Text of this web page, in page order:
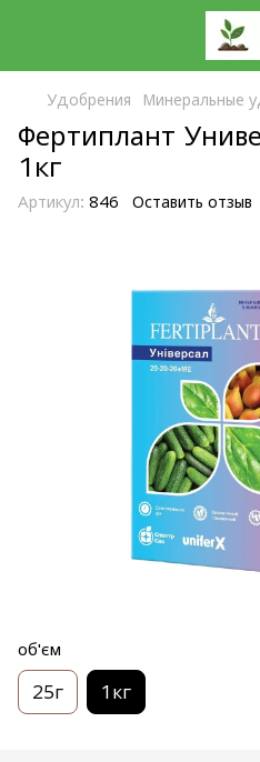
Удобрения Минеральные
Фертиплант
1кг
Артикул: 846 Оставить отзыв
об'єм
25г 1кг